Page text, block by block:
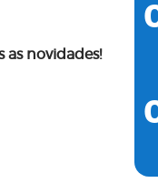
as novidades!